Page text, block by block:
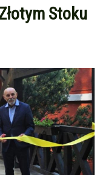
Stoku